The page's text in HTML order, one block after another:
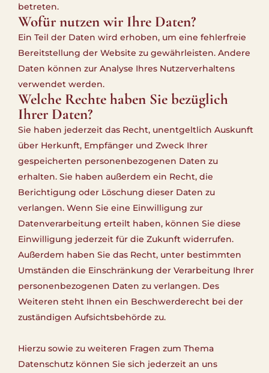
betreten.
Wofür nutzen wir Ihre Daten?
Ein Teil der Daten wird erhoben, um eine fehlerfreie
Bereitstellung der Website zu gewährleisten. Andere
Daten können zur Analyse Ihres Nutzerverhaltens
verwendet werden.
Welche Rechte haben Sie bezüglich
Ihrer Daten?
Sie haben jederzeit das Recht, unentgeltlich Auskunft
über Herkunft, Empfänger und Zweck Ihrer
gespeicherten personenbezogenen Daten zu
erhalten. Sie haben außerdem ein Recht, die
Berichtigung oder Löschung dieser Daten zu
verlangen. Wenn Sie eine Einwilligung zur
Datenverarbeitung erteilt haben, können Sie diese
Einwilligung jederzeit für die Zukunft widerrufen.
Außerdem haben Sie das Recht, unter bestimmten
Umständen die Einschränkung der Verarbeitung Ihrer
personenbezogenen Daten zu verlangen. Des
Weiteren steht Ihnen ein Beschwerderecht bei der
zuständigen Aufsichtsbehörde zu.
Hierzu sowie zu weiteren Fragen zum Thema
Datenschutz können Sie sich jederzeit an uns